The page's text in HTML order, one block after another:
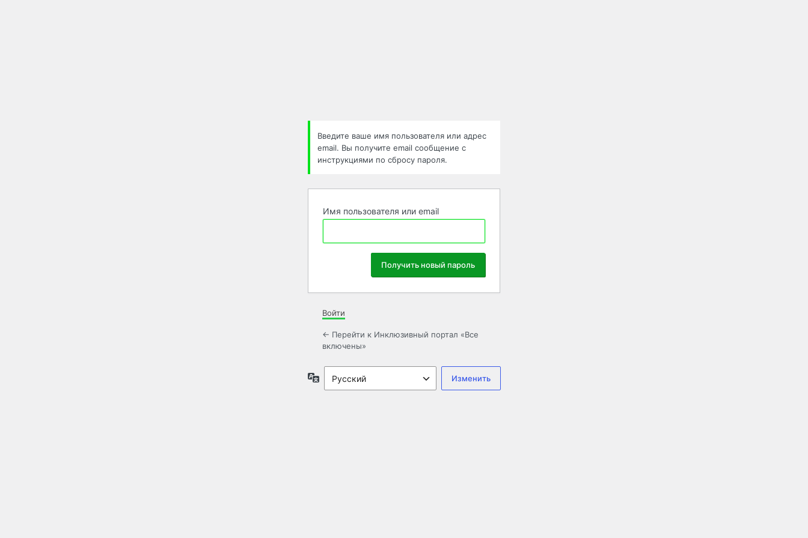
Введите ваше имя пользователя или адрес
email. Вы получите email сообщение с
инструкциями по сбросу пароля.
Имя пользователя или email
Войти
← Перейти к Инклюзивный портал «Все
включены»
Язык